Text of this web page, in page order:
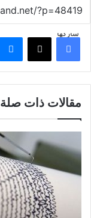
شاركهافيسبوك ‫X
مقالات ذات صلة